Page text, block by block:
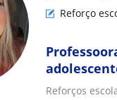
Reforço
Reforços